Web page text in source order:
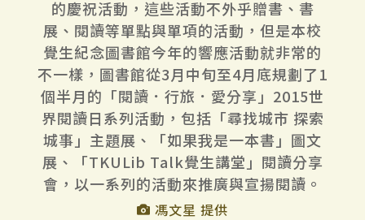
的慶祝活動，這些活動不外乎贈書、書
展、閱讀等單點與單項的活動，但是本校
覺生紀念圖書館今年的響應活動就非常的
不一樣，圖書館從3月中旬至4月底規劃了1
個半月的「閱讀．行旅．愛分享」2015世
界閱讀日系列活動，包括「尋找城市 探索
城事」主題展、「如果我是一本書」圖文
展、「TKULib Talk覺生講堂」閱讀分享
會，以一系列的活動來推廣與宣揚閱讀。
馮文星 提供